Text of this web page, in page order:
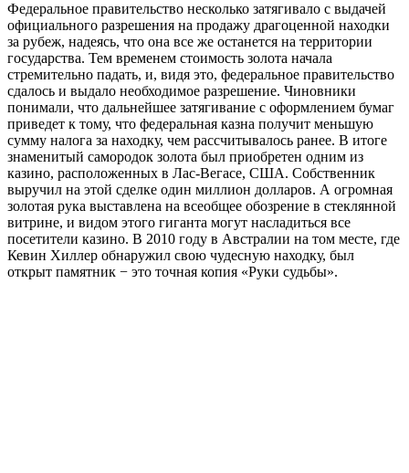
Федеральное правительство несколько затягивало с выдачей
официального разрешения на продажу драгоценной находки
за рубеж, надеясь, что она все же останется на территории
государства. Тем временем стоимость золота начала
стремительно падать, и, видя это, федеральное правительство
сдалось и выдало необходимое разрешение. Чиновники
понимали, что дальнейшее затягивание с оформлением бумаг
приведет к тому, что федеральная казна получит меньшую
сумму налога за находку, чем рассчитывалось ранее. В итоге
знаменитый самородок золота был приобретен одним из
казино, расположенных в Лас-Вегасе, США. Собственник
выручил на этой сделке один миллион долларов. А огромная
золотая рука выставлена на всеобщее обозрение в стеклянной
витрине, и видом этого гиганта могут насладиться все
посетители казино. В 2010 году в Австралии на том месте, где
Кевин Хиллер обнаружил свою чудесную находку, был
открыт памятник − это точная копия «Руки судьбы».